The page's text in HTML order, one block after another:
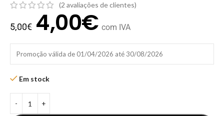
(2 avaliações de clientes)
5,00€ 4,00€ com IVA
Promoção válida de 01/04/2026 até 30/08/2026
Em stock